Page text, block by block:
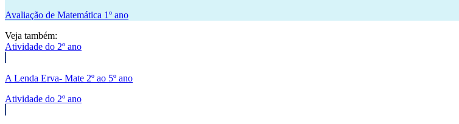
Avaliação de Matemática 1º ano
Veja também:
Atividade do 2º ano
A Lenda Erva- Mate 2º ao 5º ano
Atividade do 2º ano